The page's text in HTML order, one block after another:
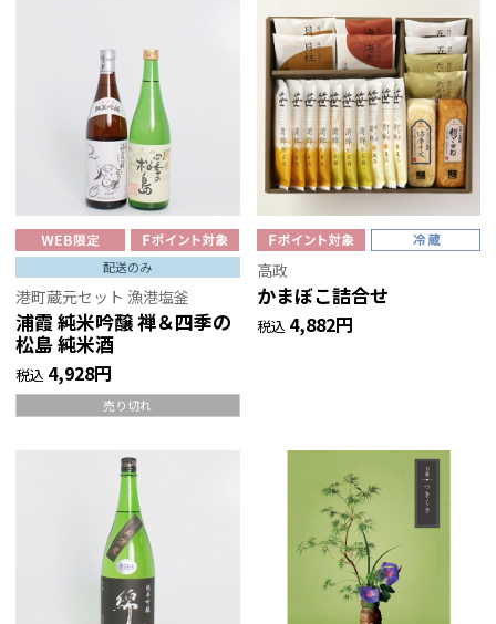
配送のみ
港町蔵元セット 漁港塩釜
浦霞 純米吟醸 禅＆四季の
松島 純米酒
税込 4,928円
売り切れ
高政
かまぼこ詰合せ
税込 4,882円